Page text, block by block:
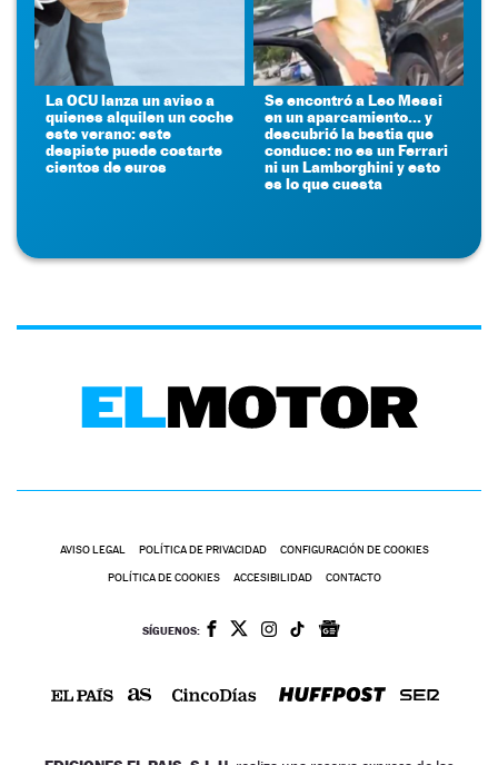
La OCU lanza un aviso a
quienes alquilen un coche
este verano: este
despiste puede costarte
cientos de euros
Se encontró a Leo Messi
en un aparcamiento... y
descubrió la bestia que
conduce: no es un Ferrari
ni un Lamborghini y esto
es lo que cuesta
AVISO LEGAL POLÍTICA DE PRIVACIDAD CONFIGURACIÓN DE COOKIES
POLÍTICA DE COOKIES ACCESIBILIDAD CONTACTO
SÍGUENOS: